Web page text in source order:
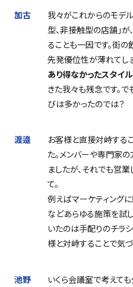
加古
我々がこれからのモデ
型、非接触型の店舗」
ることも一因です。街の
先発優位性が薄れてし
あり得なかったスタイ
きた我々も残念です。で
びは多かったのでは？
渡邉
お客様と直接対峙する
た。メンバーや専門家
ましたが、それでも営
て。
例えばマーケティングに
などあらゆる施策を試
いたのは手配りのチラ
様と対峙することで気
池野
いくら会議室で考えても